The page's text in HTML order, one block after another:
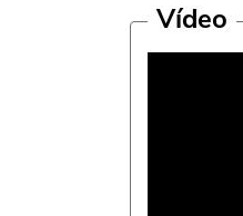
Vídeo